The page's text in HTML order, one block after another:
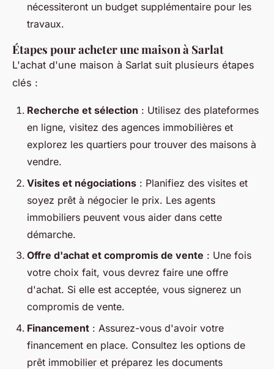
nécessiteront un budget supplémentaire pour les
travaux.
Étapes pour acheter une maison à Sarlat
L'achat d'une maison à Sarlat suit plusieurs étapes
clés :
Recherche et sélection : Utilisez des plateformes
en ligne, visitez des agences immobilières et
explorez les quartiers pour trouver des maisons à
vendre.
Visites et négociations : Planifiez des visites et
soyez prêt à négocier le prix. Les agents
immobiliers peuvent vous aider dans cette
démarche.
Offre d'achat et compromis de vente : Une fois
votre choix fait, vous devrez faire une offre
d'achat. Si elle est acceptée, vous signerez un
compromis de vente.
Financement : Assurez-vous d'avoir votre
financement en place. Consultez les options de
prêt immobilier et préparez les documents